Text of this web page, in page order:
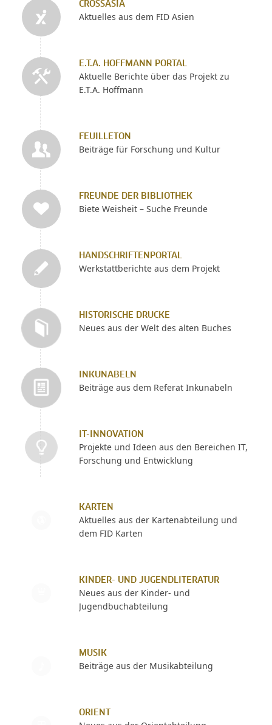
CROSSASIA
Aktuelles aus dem FID Asien
E.T.A. HOFFMANN PORTAL
Aktuelle Berichte über das Projekt zu
E.T.A. Hoffmann
FEUILLETON
Beiträge für Forschung und Kultur
FREUNDE DER BIBLIOTHEK
Biete Weisheit – Suche Freunde
HANDSCHRIFTENPORTAL
Werkstattberichte aus dem Projekt
HISTORISCHE DRUCKE
Neues aus der Welt des alten Buches
INKUNABELN
Beiträge aus dem Referat Inkunabeln
IT-INNOVATION
Projekte und Ideen aus den Bereichen IT,
Forschung und Entwicklung
KARTEN
Aktuelles aus der Kartenabteilung und
dem FID Karten
KINDER- UND JUGENDLITERATUR
Neues aus der Kinder- und
Jugendbuchabteilung
MUSIK
Beiträge aus der Musikabteilung
ORIENT